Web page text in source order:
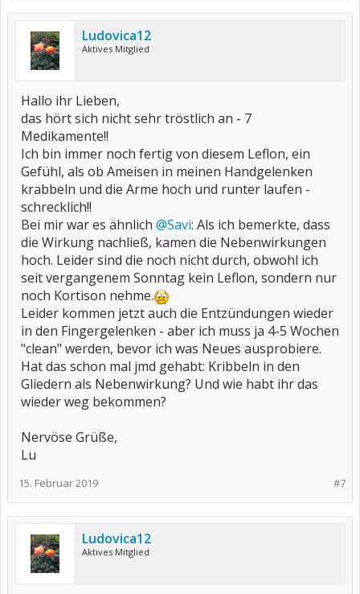
Ludovica12
Aktives Mitglied
Hallo ihr Lieben,
das hört sich nicht sehr tröstlich an - 7
Medikamente!!
Ich bin immer noch fertig von diesem Leflon, ein
Gefühl, als ob Ameisen in meinen Handgelenken
krabbeln und die Arme hoch und runter laufen -
schrecklich!!
Bei mir war es ähnlich @Savi: Als ich bemerkte, dass
die Wirkung nachließ, kamen die Nebenwirkungen
hoch. Leider sind die noch nicht durch, obwohl ich
seit vergangenem Sonntag kein Leflon, sondern nur
noch Kortison nehme.
Leider kommen jetzt auch die Entzündungen wieder
in den Fingergelenken - aber ich muss ja 4-5 Wochen
"clean" werden, bevor ich was Neues ausprobiere.
Hat das schon mal jmd gehabt: Kribbeln in den
Gliedern als Nebenwirkung? Und wie habt ihr das
wieder weg bekommen?
Nervöse Grüße,
Lu
#7
15. Februar 2019
Ludovica12
Aktives Mitglied